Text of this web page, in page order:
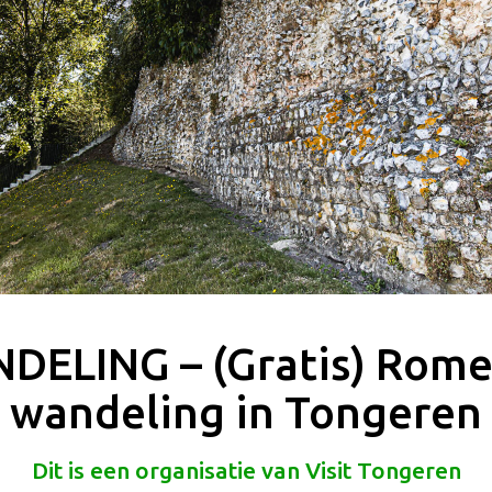
– (Gratis)
wandeling in Tongeren
Dit is een organisatie van Visit Tongeren